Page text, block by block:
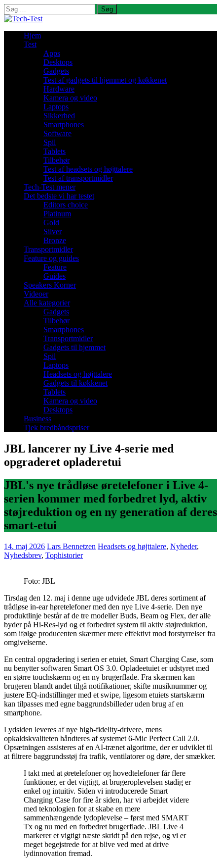
Søg
efter:
Hjem
Test
Apps
Desktops
Gadgets
Test af gadgets til hjemmet og køkkenet
Hardware
Kamera og video
Laptops
Sikkerhed
Smartphones
Software
Spil
Tablets
Tilbehør
Test af headsets og højttalere
Test af transportmidler
Tech-Test mener
Det bedste vi har testet
Editors choice
Platinum
Gold
Silver
Bronze
Transportmidler
Feature og guides
Feature
Guides
Speakers Korner
Videoer
Alle kategorier
Gadgets
Tilbehør
Smartphones
Transportmidler
Gadgets til hjemmet
Spil
Laptops
Headsets og højttalere
Gadgets til køkkenet
Tablets
Kamera og video
Desktops
Business
Tjek bredbåndspriser
JBL lancerer ny Live 4-serie med
opgraderet opladeretui
JBL's nye trådløse øretelefoner i Live 4-
serien kommer med forbedret lyd, aktiv
støjreduktion og en ny generation af deres
smart-etui
14. maj 2026 Lars Bennetzen Headsets og højttalere, Nyheder,
Nyhedsbrev, Tophistorier
Foto: JBL
Tirsdag den 12. maj i denne uge udvidede JBL deres sortiment af
trådløse in-ear høretelefoner med den nye Live 4-serie. Den nye
produktlinje består af de tre modeller Buds, Beam og Flex, der alle
byder på Hi-Res-lyd og et forbedret system til aktiv støjreduktion,
som ifølge producenten skærmer mere effektivt mod forstyrrelser fra
omgivelserne.
En central opgradering i serien er etuiet, Smart Charging Case, som
nu benytter softwaren Smart OS 3.0. Opladeetuiet er udstyret med
en større touchskærm og en ny brugerflade. Fra skærmen kan
brugeren blandt andet tilgå notifikationer, skifte musiknummer og
justere EQ-indstillinger med et swipe, ligesom etuiets startskærm
kan tilpasses med egne baggrundsbilleder uden brug af en
smartphone.
Lydsiden leveres af nye high-fidelity-drivere, mens
opkaldskvaliteten håndteres af systemet 6-Mic Perfect Call 2.0.
Opsætningen assisteres af en AI-trænet algoritme, der er udviklet til
at filtrere baggrundsstøj fra trafik, ventilatorer og døre, der smækker.
I takt med at øretelefoner og hovedtelefoner får flere
funktioner, er det vigtigt, at brugeroplevelsen stadig er
enkel og intuitiv. Siden vi introducerede Smart
Charging Case for fire år siden, har vi arbejdet videre
med teknologien for at skabe en mere
sammenhængende lydoplevelse – først med SMART
Tx og nu med en forbedret brugerflade. JBL Live 4
markerer et vigtigt næste skridt på den rejse, og vi er
meget begejstrede for at blive ved med at drive
lydinnovation fremad.